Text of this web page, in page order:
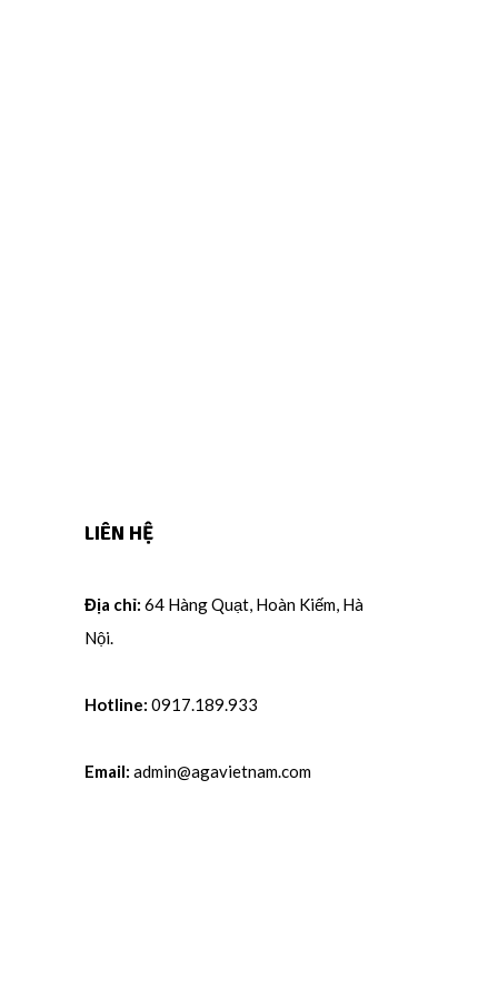
LIÊN HỆ
Địa chỉ: 64 Hàng Quạt, Hoàn Kiếm, Hà
Nội.
Hotline: 0917.189.933
Email: admin@agavietnam.com